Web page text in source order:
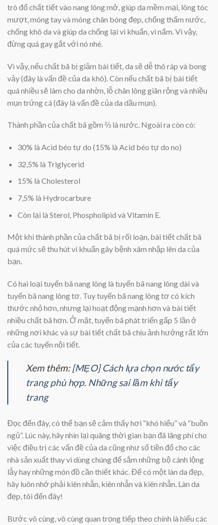
trò đổ chất tiết vào nang lông mở, giúp da mềm mại, lông tóc
mượt, móng tay và móng chân bóng đẹp, chống thấm nước,
chống khô da và giúp da chống lại vi khuẩn, vi nấm. Vì vậy,
đừng quá gay gắt với nó nhé.
Vì vậy, nếu chất bã bị giảm bài tiết, da sẽ dễ thô ráp và bong
vảy (đây là vấn đề của da khô). Còn nếu chất bã bị bài tiết
quá nhiều sẽ làm cho da nhờn, lỗ chân lông giãn rộng và nhiều
mụn trứng cá (đây là vấn đề của da dầu mụn).
Thành phần của chất bã gồm ⅔ là nước. Ngoài ra còn có:
30% là Acid béo tự do (15% là Acid béo tự do no)
32,5% là Triglycerid
15% là Cholesterol
7,5% là Hydrocarbure
Còn lại là Sterol, Phospholipid và Vitamin E.
Một khi thành phần của chất bã bị rối loạn, bài tiết chất bã
quá mức sẽ thu hút vi khuẩn gây bệnh xâm nhập lên da của
bạn.
Có hai loại tuyến bã nang lông là tuyến bã nang lông dài và
tuyến bã nang lông tơ. Tuy tuyến bã nang lông tơ có kích
thước nhỏ hơn, nhưng lại hoạt động mạnh hơn và bài tiết
nhiều chất bã hơn. Ở mặt, tuyến bã phát triển gấp 5 lần ở
những nơi khác và sự bài tiết chất bã chịu ảnh hưởng rất lớn
của các tuyến nội tiết.
Xem thêm:[MẸO] Cách lựa chọn nước tẩy
trang phù hợp. Những sai lầm khi tẩy
trang
Đọc đến đây, có thể bạn sẽ cảm thấy hơi “khó hiểu” và “buồn
ngủ”. Lúc này, hãy nhìn lại quãng thời gian bạn đã lãng phí cho
việc điều trị các vấn đề của da cũng như số tiền đổ cho các
nhà sản xuất thay vì dùng chúng để sắm những bộ cánh lộng
lẫy hay những món đồ cần thiết khác. Để có một làn da đẹp,
hãy luôn nhớ phải kiên nhẫn, kiên nhẫn và kiên nhẫn. Làn da
đẹp, tôi đến đây!
Bước vô cùng, vô cùng quan trọng tiếp theo chính là hiểu các